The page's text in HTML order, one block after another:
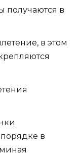
получаются в
в этом
в